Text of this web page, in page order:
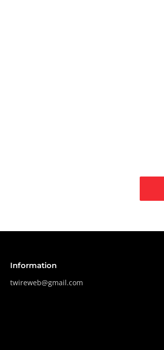
Information
twireweb@gmail.com